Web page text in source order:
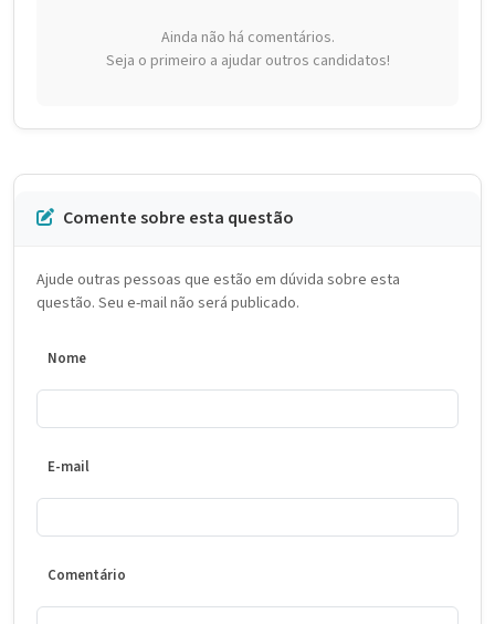
Ainda não há comentários.
Seja o primeiro a ajudar outros candidatos!
Comente sobre esta questão
Ajude outras pessoas que estão em dúvida sobre esta
questão. Seu e-mail não será publicado.
Nome
E-mail
Comentário